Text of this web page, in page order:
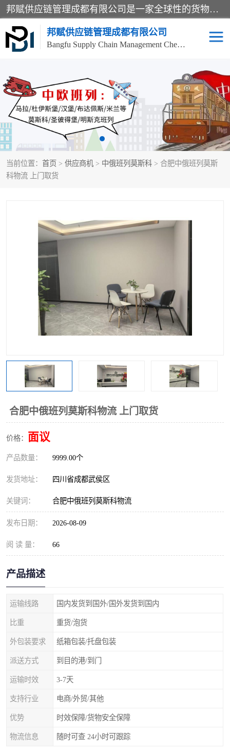
邦赋供应链管理成都有限公司是一家全球性的货物运输代理公司，主要从事：波兰中欧班列、德国中欧班列、出口莫斯科班列、中欧班列进口、蓉欧铁路、成都出口空运等业务，同时亦提供报关、报检、仓储、码头操作等服务。
邦赋供应链管理成都有限公司
Bangfu Supply Chain Management Chengdu Co.,LTD
当前位置： 首页 > 供应商机 > 中俄班列莫斯科 > 合肥中俄班列莫斯
科物流 上门取货
合肥中俄班列莫斯科物流 上门取货
价格： 面议
产品数量： 9999.00个
发货地址： 四川省成都武侯区
关键词： 合肥中俄班列莫斯科物流
发布日期： 2026-08-09
阅 读 量： 66
产品描述
运输线路 国内发货到国外/国外发货到国内
比重 重货/泡货
外包装要求 纸箱包装/托盘包装
派送方式 到目的港/到门
运输时效 3-7天
支持行业 电商/外贸/其他
优势 时效保障/货物安全保障
物流信息 随时可查 24小时可跟踪
进出口门到门 成都中欧班列
国际汽运 国际空运
食品进口物流清关 南美海运
中俄铁路班列 中欧班列进口红酒啤酒
蓉欧班列进口机械设备
东南亚铁路 铁路出口拼箱/整柜
中俄班列莫斯科